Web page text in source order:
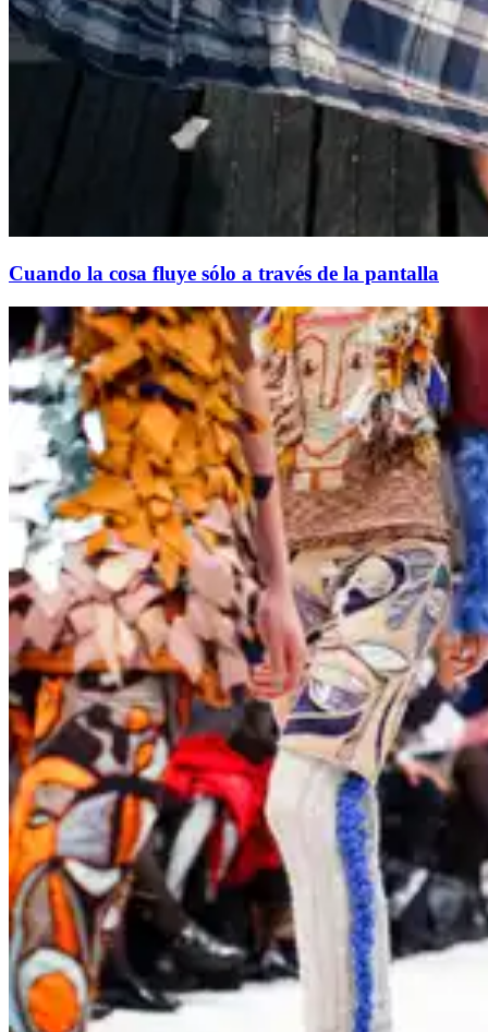
Cuando la cosa fluye sólo a través de la pantalla